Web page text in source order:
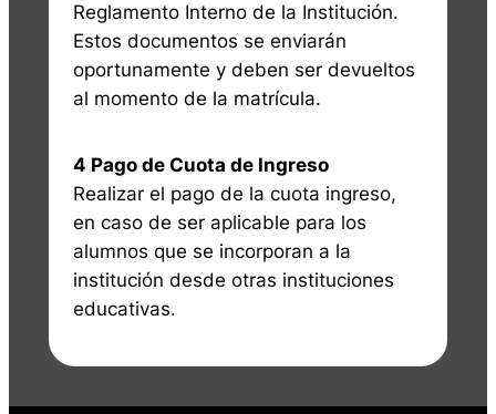
Reglamento Interno de la Institución.
Estos documentos se enviarán
oportunamente y deben ser devueltos
al momento de la matrícula.
4 Pago de Cuota de Ingreso
Realizar el pago de la cuota ingreso,
en caso de ser aplicable para los
alumnos que se incorporan a la
institución desde otras instituciones
educativas.